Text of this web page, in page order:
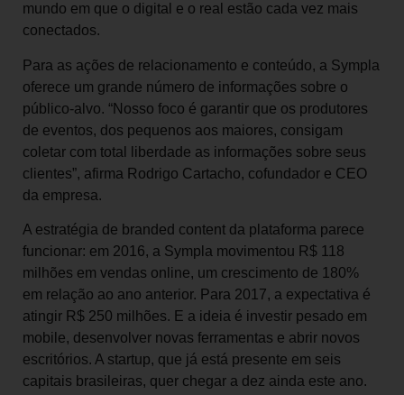
mundo em que o digital e o real estão cada vez mais
conectados.
Para as ações de relacionamento e conteúdo, a Sympla
oferece um grande número de informações sobre o
público-alvo. “Nosso foco é garantir que os produtores
de eventos, dos pequenos aos maiores, consigam
coletar com total liberdade as informações sobre seus
clientes”, afirma Rodrigo Cartacho, cofundador e CEO
da empresa.
A estratégia de branded content da plataforma parece
funcionar: em 2016, a Sympla movimentou R$ 118
milhões em vendas online, um crescimento de 180%
em relação ao ano anterior. Para 2017, a expectativa é
atingir R$ 250 milhões. E a ideia é investir pesado em
mobile, desenvolver novas ferramentas e abrir novos
escritórios. A startup, que já está presente em seis
capitais brasileiras, quer chegar a dez ainda este ano.